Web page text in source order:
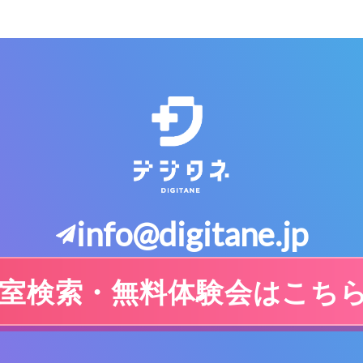
info@digitane.jp
検索・無料体験会はこち